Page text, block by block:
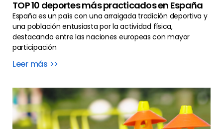
TOP 10 deportes más practicados en España
España es un país con una arraigada tradición deportiva y
una población entusiasta por la actividad física,
destacando entre las naciones europeas con mayor
participación
Leer más >>